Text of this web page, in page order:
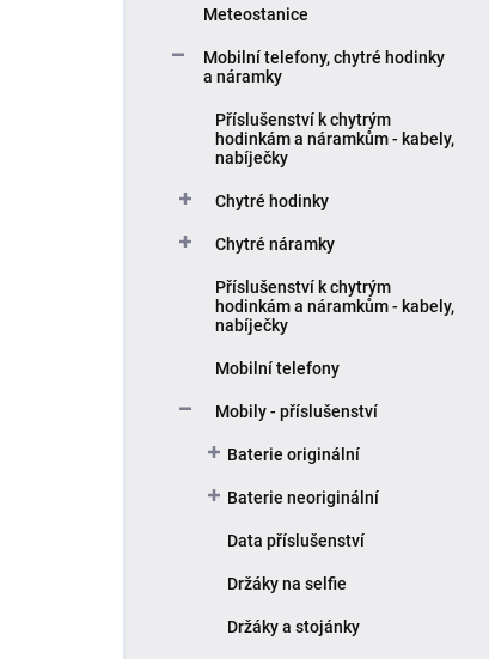
Meteostanice
Mobilní telefony, chytré hodinky
a náramky
Příslušenství k chytrým
hodinkám a náramkům - kabely,
nabíječky
Chytré hodinky
Chytré náramky
Příslušenství k chytrým
hodinkám a náramkům - kabely,
nabíječky
Mobilní telefony
Mobily - příslušenství
Baterie originální
Baterie neoriginální
Data příslušenství
Držáky na selfie
Držáky a stojánky